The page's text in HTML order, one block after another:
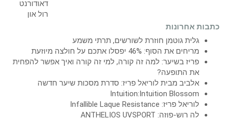
כתבות אחרונות
גלית גוטמן חוזרת לשורשים, תרתי משמע
מריחים את הסוף: 46% יפסלו אתכם על חולצה מיוזעת
פריז בשיער: למה זה קורה, למי זה קורה ואיך אפשר להפחית
את התופעה?
אלביב מבית לוריאל פריז: סדרת מסכות שיער חדשה
Intuition:Intuition Blossom
לוריאל פריז: Infallible Laque Resistance
לה רוש-פוזה: ANTHELIOS UVSPORT